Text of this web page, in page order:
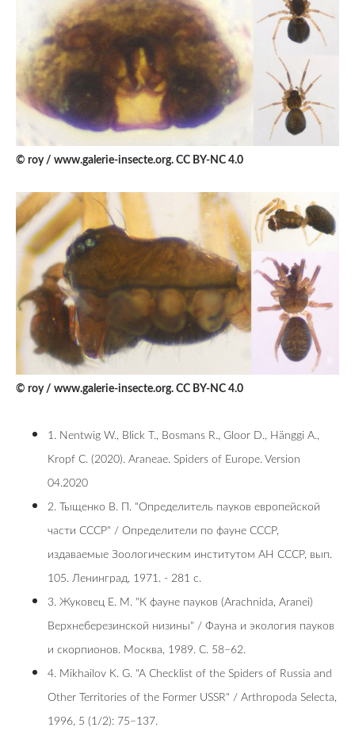
© roy / www.galerie-insecte.org. CC BY-NC 4.0
© roy / www.galerie-insecte.org. CC BY-NC 4.0
1. Nentwig W., Blick T., Bosmans R., Gloor D., Hänggi A.,
Kropf C. (2020). Araneae. Spiders of Europe. Version
04.2020
2. Тыщенко В. П. "Определитель пауков европейской
части СССР" / Определители по фауне СССР,
издаваемые Зоологическим институтом АН СССР, вып.
105. Ленинград, 1971. - 281 с.
3. Жуковец Е. М. "К фауне пауков (Arachnida, Aranei)
Верхнеберезинской низины" / Фауна и экология пауков
и скорпионов. Москва, 1989. С. 58–62.
4. Mikhailov K. G. "A Checklist of the Spiders of Russia and
Other Territories of the Former USSR" / Arthropoda Selecta,
1996, 5 (1/2): 75–137.